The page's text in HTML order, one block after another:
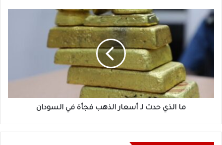
ما
الذي
فجأة
السودان
ما الذي حدث لـ أسعار الذهب فجأة في السودان